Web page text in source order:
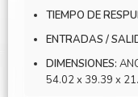
TIEMPO DE
ENTRADAS /
DIMENSIONES:
54.02 x 39.39 x